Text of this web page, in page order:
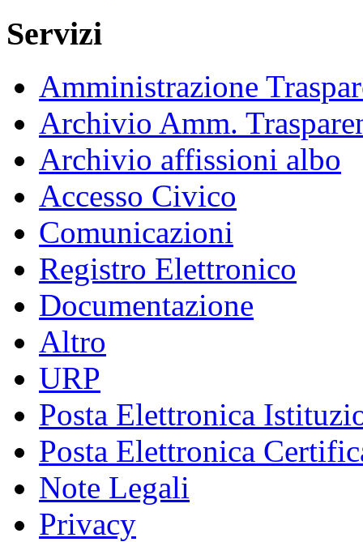
Servizi
Amministrazione
Archivio Amm.
Archivio affissioni albo
Accesso Civico
Comunicazioni
Registro Elettronico
Documentazione
Altro
URP
Posta Elettronica
Posta Elettronica
Note Legali
Privacy